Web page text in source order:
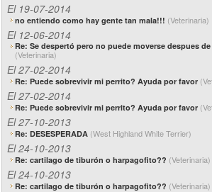
El 19-07-2014
no entiendo como hay gente tan mala!!! (Veterinaria)
El 12-06-2014
Re: Se despertó pero no puede moverse despues
(Veterinaria)
El 27-02-2014
Re: Puede sobrevivir mi perrito? Ayuda por favor
El 27-02-2014
Re: Puede sobrevivir mi perrito? Ayuda por favor
El 27-10-2013
Re: DESESPERADA (West Highland White Terrier)
El 24-10-2013
Re: cartilago de tiburón o harpagofito?? (Veterinaria)
El 24-10-2013
Re: cartilago de tiburón o harpagofito?? (Veterinaria)